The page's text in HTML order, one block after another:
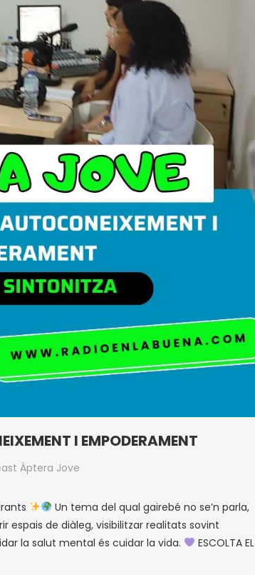
I EMPODERAMENT
Àptera Jove
Un tema del qual gairebé no se’n parla,
espais de diàleg, visibilitzar realitats sovint
la salut mental és cuidar la vida.
ESCOLTA EL